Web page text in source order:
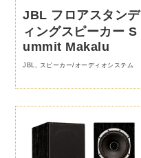
JBL フロアスタンデ
ィングスピーカー S
ummit Makalu
JBL, スピーカー/オーディオシステム